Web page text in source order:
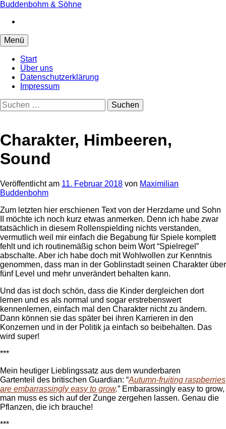
Springe
Inhalt
Buddenbohm & Söhne
Menü
Start
Über uns
Datenschutzerklärung
Impressum
Suchen
nach:
Charakter, Himbeeren,
Sound
Veröffentlichtam 11. Februar 2018 von Maximilian
Buddenbohm
Zum letzten hier erschienen Text von der Herzdame und Sohn
II möchte ich noch kurz etwas anmerken. Denn ich habe zwar
tatsächlich in diesem Rollenspielding nichts verstanden,
vermutlich weil mir einfach die Begabung für Spiele komplett
fehlt und ich routinemäßig schon beim Wort “Spielregel”
abschalte. Aber ich habe doch mit Wohlwollen zur Kenntnis
genommen, dass man in der Goblinstadt seinen Charakter über
fünf Level und mehr unverändert behalten kann.
Und das ist doch schön, dass die Kinder dergleichen dort
lernen und es als normal und sogar erstrebenswert
kennenlernen, einfach mal den Charakter nicht zu ändern.
Dann können sie das später bei ihren Karrieren in den
Konzernen und in der Politik ja einfach so beibehalten. Das
wird super!
***
Mein heutiger Lieblingssatz aus dem wunderbaren
Gartenteil des britischen Guardian: “Autumn-fruiting raspberries
are embarrassingly easy to grow.” Embarassingly easy to grow,
man muss es sich auf der Zunge zergehen lassen. Genau die
Pflanzen, die ich brauche!
***